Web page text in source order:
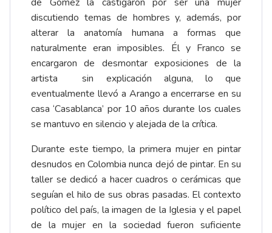
discutiendo temas de hombres y, además, por
alterar la anatomía humana a formas que
naturalmente eran imposibles. Él y Franco se
encargaron de desmontar exposiciones de la
artista sin explicación alguna, lo que
eventualmente llevó a Arango a encerrarse en su
casa ‘Casablanca’ por 10 años durante los cuales
se mantuvo en silencio y alejada de la crítica.
Durante este tiempo, la primera mujer en pintar
desnudos en Colombia nunca dejó de pintar. En su
taller se dedicó a hacer cuadros o cerámicas que
seguían el hilo de sus obras pasadas. El contexto
político del país, la imagen de la Iglesia y el papel
de la mujer en la sociedad fueron suficiente